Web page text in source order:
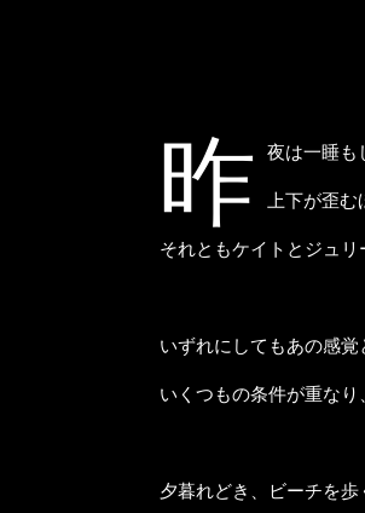
昨 夜は一睡も
上下が歪む
それともケイトとジュリ
いずれにしてもあの感覚
いくつもの条件が重なり
夕暮れどき、ビーチを歩